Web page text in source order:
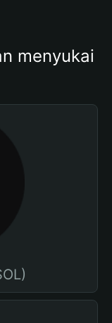
menyukai